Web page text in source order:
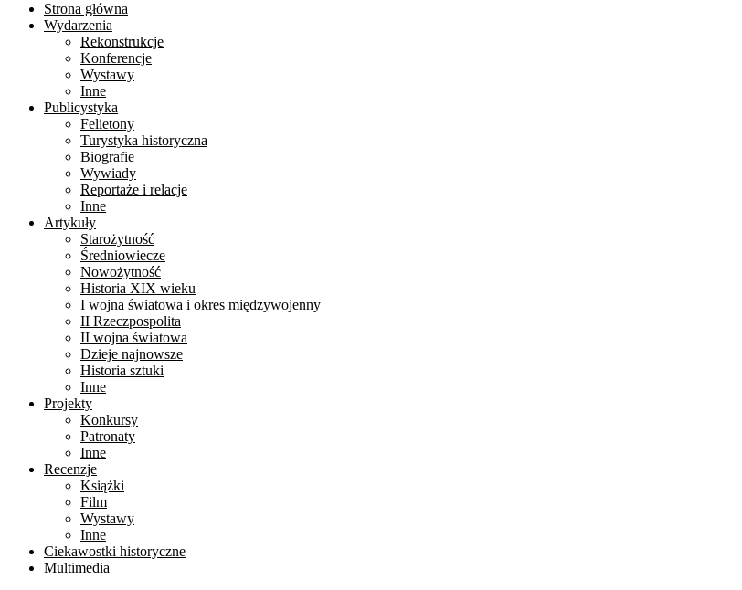
Strona główna
Wydarzenia
Rekonstrukcje
Konferencje
Wystawy
Inne
Publicystyka
Felietony
Turystyka historyczna
Biografie
Wywiady
Reportaże i relacje
Inne
Artykuły
Starożytność
Średniowiecze
Nowożytność
Historia XIX wieku
I wojna światowa i okres międzywojenny
II Rzeczpospolita
II wojna światowa
Dzieje najnowsze
Historia sztuki
Inne
Projekty
Konkursy
Patronaty
Inne
Recenzje
Książki
Film
Wystawy
Inne
Ciekawostki historyczne
Multimedia